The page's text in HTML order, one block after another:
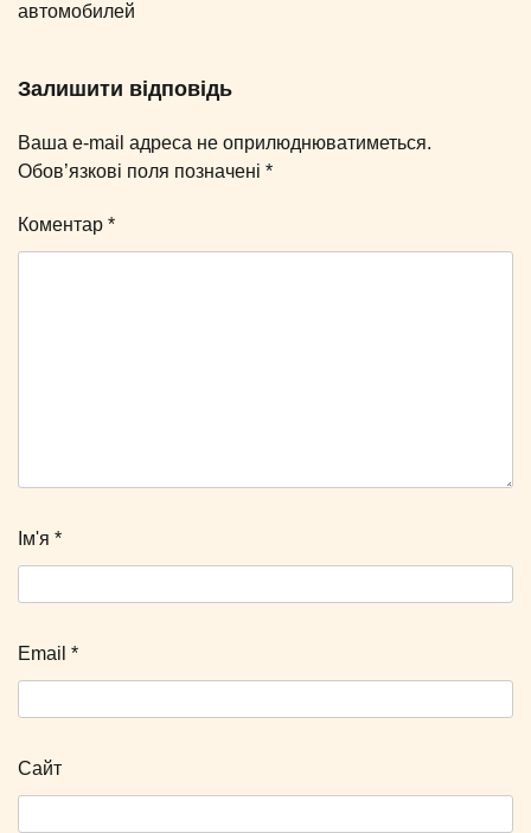
автомобилей
Залишити відповідь
Ваша e-mail адреса не оприлюднюватиметься.
Обов’язкові поля позначені *
Коментар *
Ім'я *
Email *
Сайт